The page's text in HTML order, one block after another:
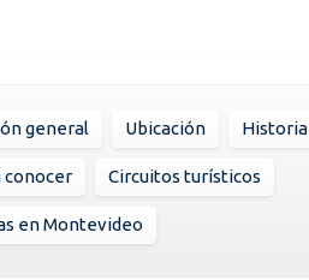
general Ubicación Historia
conocer Circuitos turísticos
en Montevideo